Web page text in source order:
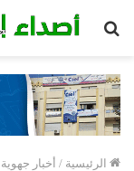
الرئيسية / أخبار جهوية